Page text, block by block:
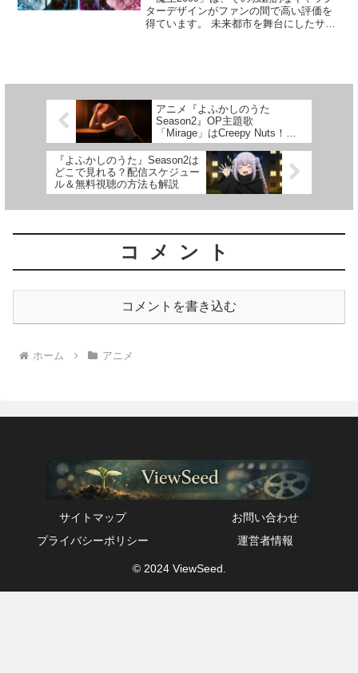
ターデザインがファンの間で高い評価を
得ています。 未来都市を舞台にしたサイ
アニメ『よふかしのうた
Season2』OP主題歌
「Mirage」はCreepy Nuts！歌
詞や世界観を考察
『よふかしのうた』Season2は
どこで見れる？配信スケジュー
ル＆無料視聴の方法も解説
コメント
コメントを書き込む
ホーム アニメ
サイトマップ
お問い合わせ
プライバシーポリシー
運営者情報
© 2024 ViewSeed.